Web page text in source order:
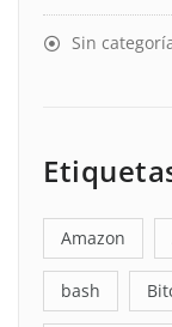
Sin
Amazon
bash